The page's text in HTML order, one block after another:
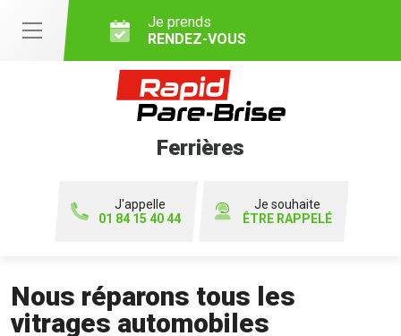
Je prends
RENDEZ-VOUS
Ferrières
J'appelle
01 84 15 40 44
Je souhaite
ÊTRE RAPPELÉ
Nous réparons tous les
vitrages automobiles